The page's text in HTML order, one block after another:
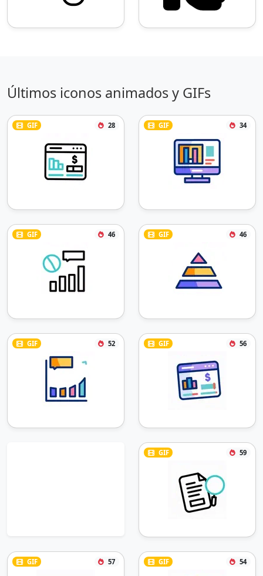
Últimos iconos animados y GIFs
GIF 28 GIF 34
GIF 46 GIF 46
GIF 52 GIF 56
GIF 59
GIF 57 GIF 54